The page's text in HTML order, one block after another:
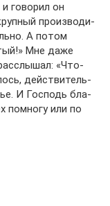
гово­рил он
про­из­во­ди­
А потом
Мне даже
«Что-
дей­стви­тель­
И Гос­подь бла­
помно­гу или по